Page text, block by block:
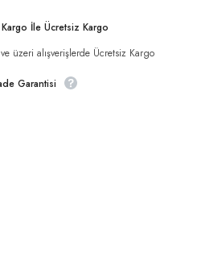
İle Ücretsiz Kargo
üzeri alışverişlerde Ücretsiz Kargo
Garantisi